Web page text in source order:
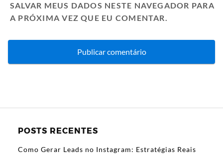
SALVAR MEUS DADOS NESTE NAVEGADOR PARA
A PRÓXIMA VEZ QUE EU COMENTAR.
POSTS RECENTES
Como Gerar Leads no Instagram: Estratégias Reais